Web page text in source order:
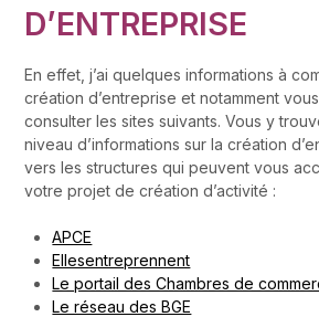
D’ENTREPRISE
En effet, j’ai quelques informations à
création d’entreprise et notamment
consulter les sites suivants. Vous y
niveau d’informations sur la création
vers les structures qui peuvent vous
votre projet de création d’activité :
APCE
Ellesentreprennent
Le portail des Chambres de
Le réseau des BGE